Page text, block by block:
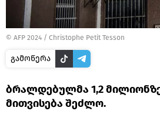
© AFP 2024 / Christophe Petit Tesson
გამოწერა
ბრალდებულმა 1,2
მითვისება შეძლო.